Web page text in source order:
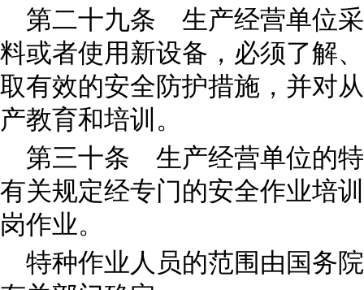
第二十九条 生产经营单位
料或者使用新设备，必须了解
取有效的安全防护措施，并对
产教育和培训。
第三十条 生产经营单位的
有关规定经专门的安全作业培
岗作业。
特种作业人员的范围由国务